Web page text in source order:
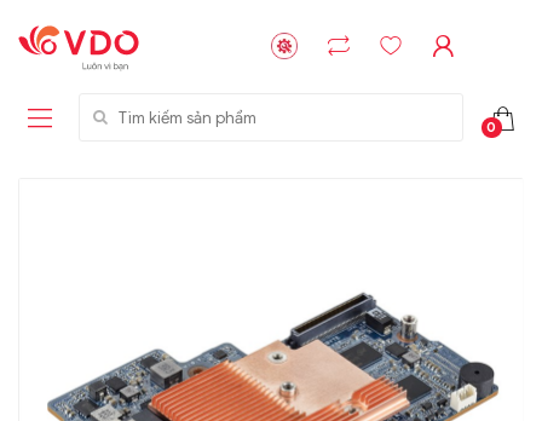
Tìm kiếm sản phẩm
0
G593-ZD1 (rev.
AAX1)